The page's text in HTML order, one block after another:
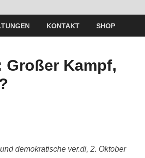
KONTAKT SHOP
Großer Kampf,
demokratische ver.di, 2. Oktober